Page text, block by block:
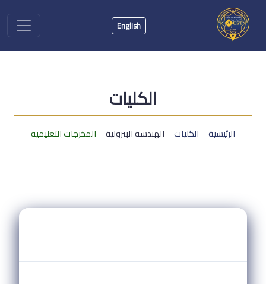
English
الكليات
الرئيسية الكليات الهندسة البترولية المخرجات التعليمية